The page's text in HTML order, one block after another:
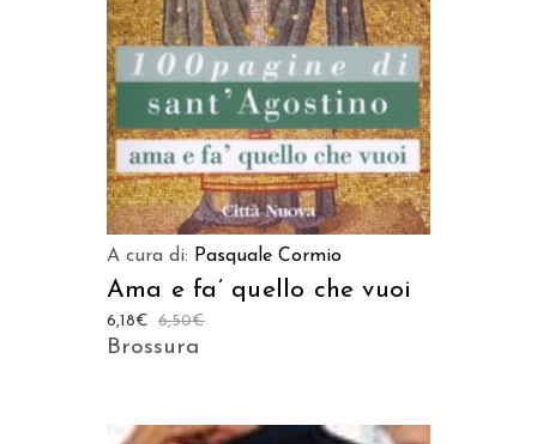
A cura di: Pasquale Cormio
Ama e fa’ quello che vuoi
6,50€
6,18€
Brossura